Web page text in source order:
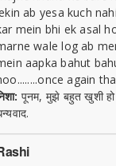
ab yesa kuch
mein bhi ek asal
wale log ab
aapka bahut
again
पूनम, मुझे बहुत खुशी